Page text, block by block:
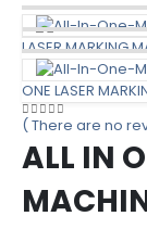
LASER MARKING
ONE LASER
0 out of 5
( There are no
ALL IN